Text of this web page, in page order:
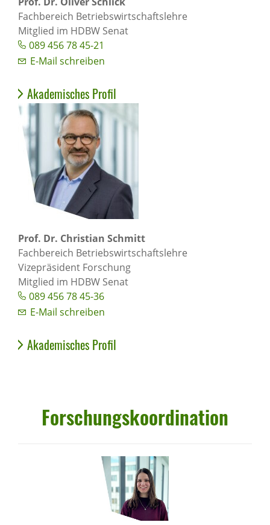
Fachbereich Betriebswirtschaftslehre
Mitglied im HDBW Senat
089 456 78 45-21
E-Mail schreiben
Akademisches Profil
Prof. Dr. Christian Schmitt
Fachbereich Betriebswirtschaftslehre
Vizepräsident Forschung
Mitglied im HDBW Senat
089 456 78 45-36
E-Mail schreiben
Akademisches Profil
Forschungs­ko­or­di­na­tion